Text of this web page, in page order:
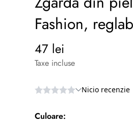
Fashion,
Preț
normal
47 lei
Taxe incluse
Culoare: